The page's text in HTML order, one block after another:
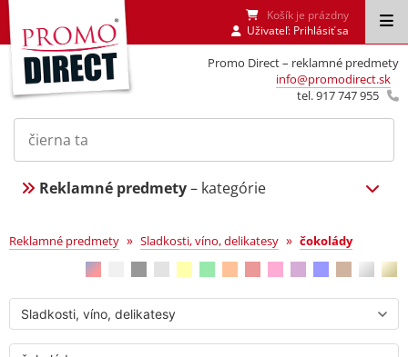
Promo Direct – reklamné predmety
info@promodirect.sk
tel. 917 747 955
Košík je prázdny
Uživateľ: Prihlásiť sa
Reklamné predmety– kategórie
čokolády
Reklamné predmety » Sladkosti, víno, delikatesy » čokolády